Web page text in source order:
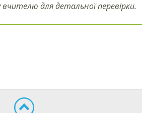
вчителю для детальної перевірки.